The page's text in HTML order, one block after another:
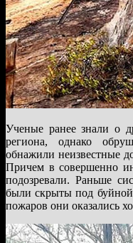
Ученые ранее знали о
региона, однако
обнажили неизвестные
Причем в совершенно
подозревали. Раньше
были скрыты под буйной
пожаров они оказались